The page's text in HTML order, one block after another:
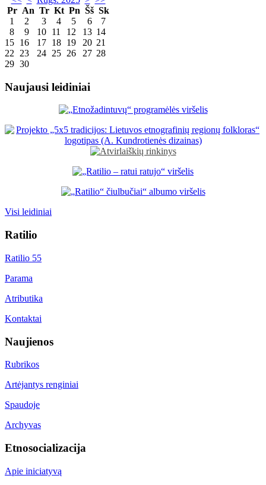
Pr An Tr Kt Pn Šš Sk
1
2 3 4 5 6
7
8
9 10 11 12 13 14
15 16 17 18 19 20 21
22
23 24 25 26 27 28
29 30
Naujausi leidiniai
Visi leidiniai
Ratilio
Ratilio 55
Parama
Atributika
Kontaktai
Naujienos
Rubrikos
Artėjantys renginiai
Spaudoje
Archyvas
Etnosocializacija
Apie iniciatyvą